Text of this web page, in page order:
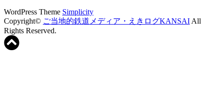
WordPress Theme Simplicity
Copyright© ご当地的鉄道メディア・えきログKANSAI All
Rights Reserved.